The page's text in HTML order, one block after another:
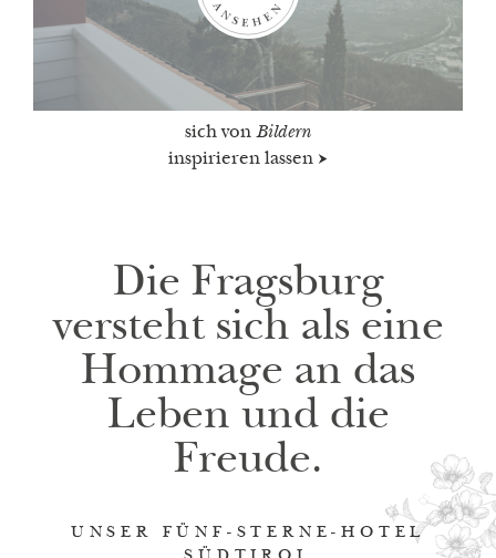
sich von Bildern
inspirieren lassen
Die Fragsburg
versteht sich als eine
Hommage an das
Leben und die
Freude.
UNSER FÜNF-STERNE-HOTEL